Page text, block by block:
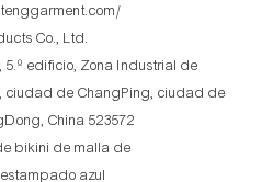
Co., Ltd.
edificio, Zona Industrial de
ciudad de ChangPing, ciudad de
China 523572